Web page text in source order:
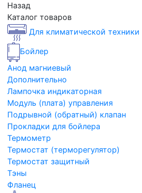
Назад
Каталог товаров
Для климатической техники
Бойлер
Анод магниевый
Дополнительно
Лампочка индикаторная
Модуль (плата) управления
Подрывной (обратный) клапан
Прокладки для бойлера
Термометр
Термостат (терморегулятор)
Термостат защитный
Тэны
Фланец